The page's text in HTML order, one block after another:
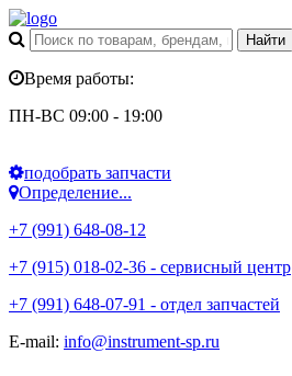
Время работы:
ПН-ВС 09:00 - 19:00
подобрать запчасти
Определение...
+7 (991) 648-08-12
+7 (915) 018-02-36 - сервисный центр
+7 (991) 648-07-91 - отдел запчастей
E-mail: info@instrument-sp.ru